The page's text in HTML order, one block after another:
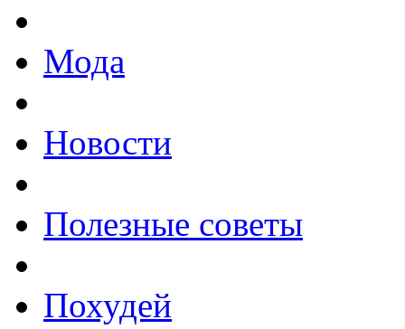
Мода
Новости
Полезные советы
Похудей